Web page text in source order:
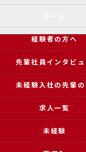
経験者の方へ
先輩社員インタビュ
未経験入社の先輩の
求人一覧
未経験